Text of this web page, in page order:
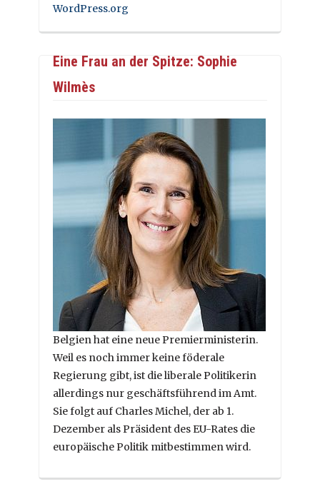
WordPress.org
Eine Frau an der Spitze: Sophie
Wilmès
Belgien hat eine neue Premierministerin.
Weil es noch immer keine föderale
Regierung gibt, ist die liberale Politikerin
allerdings nur geschäftsführend im Amt.
Sie folgt auf Charles Michel, der ab 1.
Dezember als Präsident des EU-Rates die
europäische Politik mitbestimmen wird.